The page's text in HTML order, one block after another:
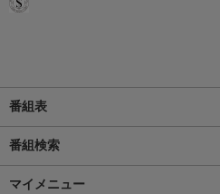
番組表
番組検索
マイメニュー